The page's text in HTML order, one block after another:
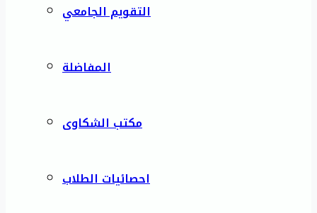
التقويم الجامعي
المفاضلة
مكتب الشكاوى
احصائيات الطلاب